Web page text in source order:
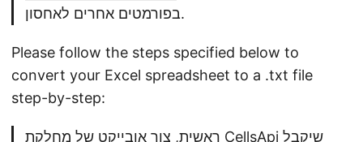
בפורמטים אחרים לאחסון.
Please follow the steps specified below to
convert your Excel spreadsheet to a .txt file
step-by-step:
ראשית, צור אובייקט של מחלקת CellsApi שיקבל